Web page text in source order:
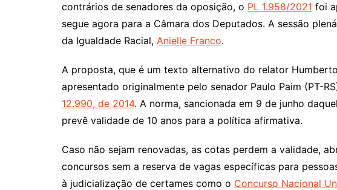
contrários de senadores da oposição, o PL 1.958/2021 foi
segue agora para a Câmara dos Deputados. A sessão
da Igualdade Racial, Anielle Franco.
A proposta, que é um texto alternativo do relator
apresentado originalmente pelo senador Paulo Paim (PT-
12.990, de 2014. A norma, sancionada em 9 de junho
prevê validade de 10 anos para a política afirmativa.
Caso não sejam renovadas, as cotas perdem a validade,
concursos sem a reserva de vagas específicas para
à judicialização de certames como o Concurso Nacional